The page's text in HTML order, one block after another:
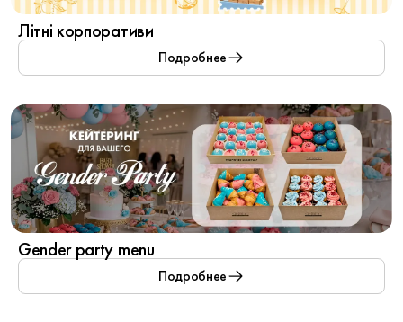
Літні корпоративи
Подробнее
Gender party menu
Подробнее